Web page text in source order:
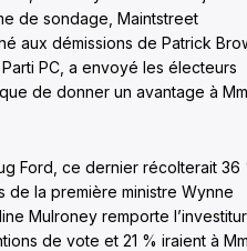
de sondage, Maintstreet
aux démissions de Patrick
PC, a envoyé les électeurs
de donner un avantage à
Ford, ce dernier récolterait 36
la première ministre Wynne
Mulroney remporte
de vote et 21 % iraient à